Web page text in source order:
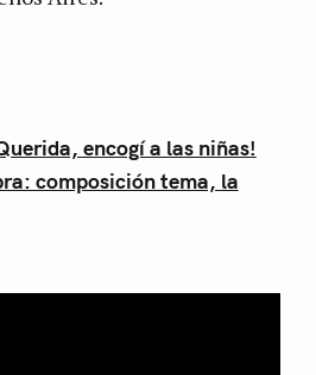
encogí a las niñas!
composición tema, la